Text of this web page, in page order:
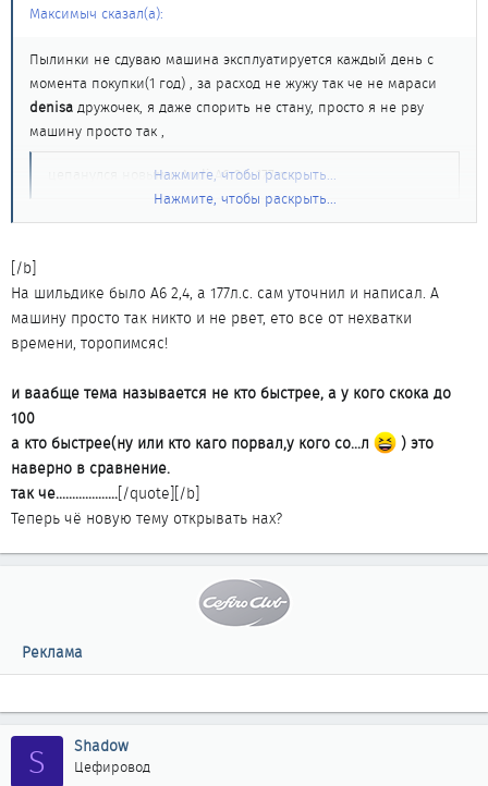
Максимыч сказал(а):
Пылинки не сдуваю машина эксплуатируется каждый день с
момента покупки(1 год) , за расход не жужу так че не мараси
denisa дружочек, я даже спорить не стану, просто я не рву
машину просто так ,
цепанулся новым с Audi A6 2.4 177 л.с.
Нажмите, чтобы раскрыть...
(закусы должны быть мативированы хотя бы пивом
)это ты
и ваабще тема называется не кто быстрее, а
а кто быстрее(ну или кто каго порвал,у кого со...л
) это
наверно в сравнение.
так че...................
Нажмите, чтобы раскрыть...
[/b]
На шильдике было A6 2,4, а 177л.с. сам уточнил и написал. А
машину просто так никто и не рвет, ето все от нехватки
времени, торопимсяс!
и ваабще тема называется не кто быстрее, а у кого скока до
100
а кто быстрее(ну или кто каго порвал,у кого со...л
) это
наверно в сравнение.
так че...................[/quote][/b]
Теперь чё новую тему открывать нах?
Реклама
S Shadow
Цефировод